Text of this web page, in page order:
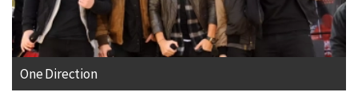
One Direction